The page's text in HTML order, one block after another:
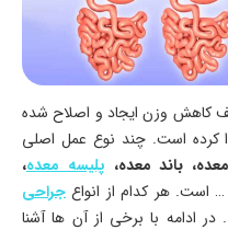
وزن ایجاد و اصلاح شده
کرده است. چند نوع عمل اصلی
باند معده، پلیسه معده،
است. هر کدام از انواع جراحی
در ادامه با برخی از آن ها آشنا